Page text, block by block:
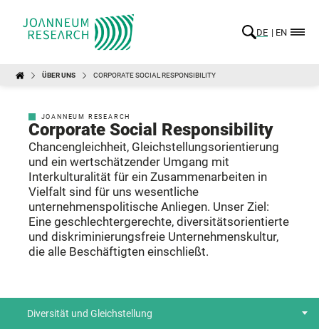
DE EN
ÜBER UNS CORPORATE SOCIAL RESPONSIBILITY
JOANNEUM RESEARCH
Corporate Social Responsibility
Chancengleichheit, Gleichstellungsorientierung
und ein wertschätzender Umgang mit
Interkulturalität für ein Zusammenarbeiten in
Vielfalt sind für uns wesentliche
unternehmenspolitische Anliegen. Unser Ziel:
Eine geschlechtergerechte, diversitätsorientierte
und diskriminierungsfreie Unternehmenskultur,
die alle Beschäftigten einschließt.
Diversität und Gleichstellung